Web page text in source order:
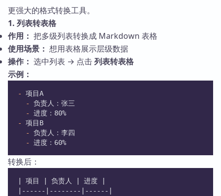
更强大的格式转换工具。
1. 列表转表格
作用： 把多级列表转换成 Markdown 表格
使用场景： 想用表格展示层级数据
操作： 选中列表 → 点击列表转表格
示例：
-
项目A
-
负责人：张三
-
进度：80%
-
项目B
-
负责人：李四
-
进度：60%
转换后：
| 项目 | 负责人 | 进度 |
|------|--------|------|